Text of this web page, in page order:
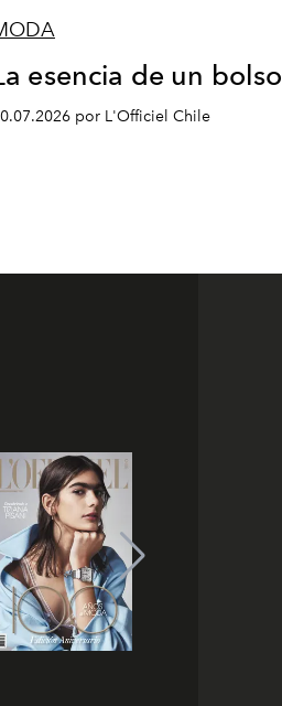
esencia de un bolso
por L'Officiel Chile